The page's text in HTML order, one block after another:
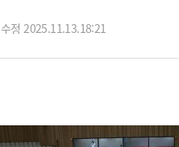
수정 2025.11.13.18:21